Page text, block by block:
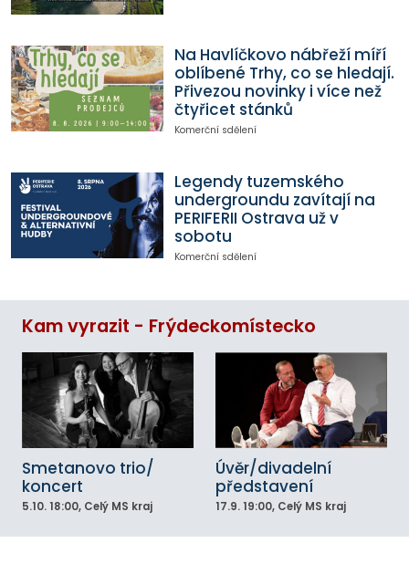
Na Havlíčkovo nábřeží míří
oblíbené Trhy, co se hledají.
Přivezou novinky i více než
čtyřicet stánků
Komerční sdělení
Legendy tuzemského
undergroundu zavítají na
PERIFERII Ostrava už v
sobotu
Komerční sdělení
Kam vyrazit - Frýdeckomístecko
Smetanovo trio/
koncert
5.10. 18:00, Celý MS kraj
Úvěr/divadelní
představení
17.9. 19:00, Celý MS kraj